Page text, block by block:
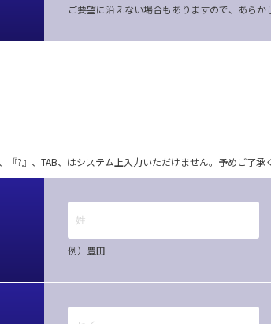
ご要望に沿えない場合もありますので、あらか
?』、TAB、はシステム上入力いただけません。予めご了承
例）豊田